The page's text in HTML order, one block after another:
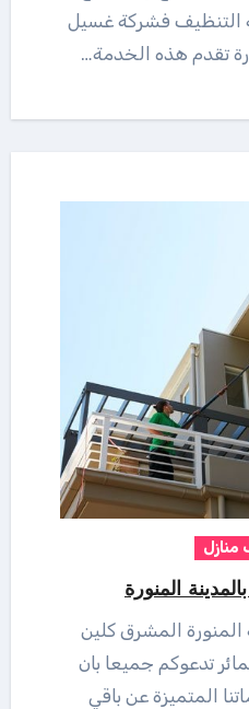
التنظيف فشركة غسيل
تقدم هذه الخدمة…
منازل
المنورة
تدعوكم جميعا بان
المتميزة عن باقي